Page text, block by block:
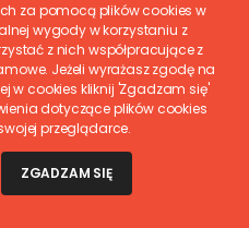
za pomocą plików cookies w
wygody w korzystaniu z
z nich współpracujące z
Jeżeli wyrażasz zgodę na
w cookies kliknij 'Zgadzam się'
dotyczące plików cookies
przeglądarce.
ZGADZAM SIĘ